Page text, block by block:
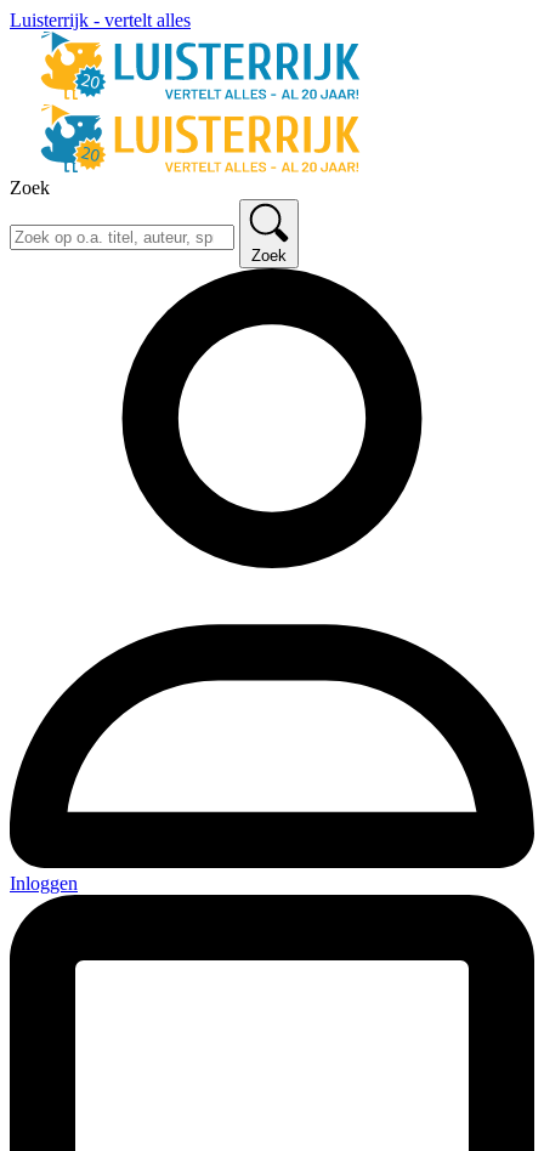
Luisterrijk - vertelt alles
Zoek
Zoek
Inloggen